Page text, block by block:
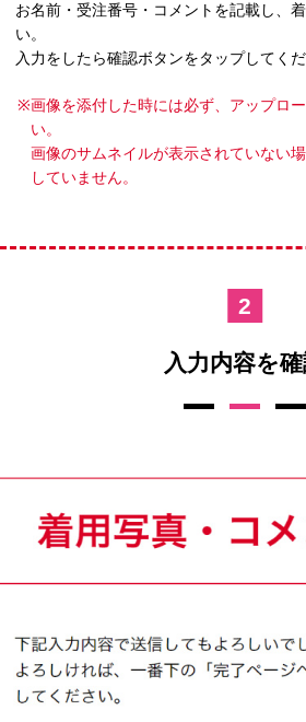
お名前・受注番号・コメントを記載し、
い。
入力をしたら確認ボタンをタップしてくだ
画像を添付した時には必ず、アップロ
い。
画像のサムネイルが表示されていない
していません。
入力内容を